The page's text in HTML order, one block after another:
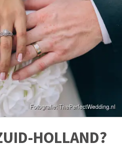
HOLLAND?